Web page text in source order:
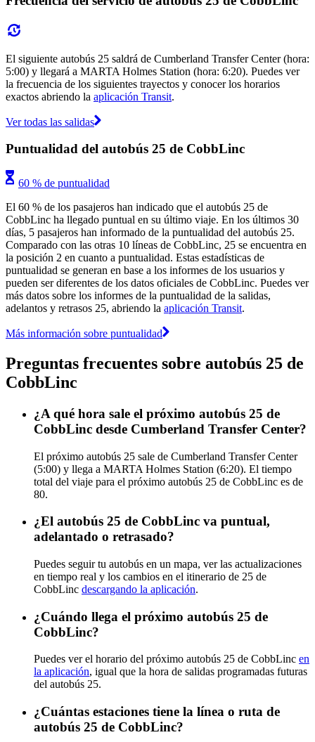
El siguiente autobús 25 saldrá de Cumberland Transfer Center (hora:
5:00) y llegará a MARTA Holmes Station (hora: 6:20). Puedes ver
la frecuencia de los siguientes trayectos y conocer los horarios
exactos abriendo la aplicación Transit.
Ver todas las salidas
Puntualidad del autobús 25 de CobbLinc
60 % de puntualidad
El 60 % de los pasajeros han indicado que el autobús 25 de
CobbLinc ha llegado puntual en su último viaje. En los últimos 30
días, 5 pasajeros han informado de la puntualidad del autobús 25.
Comparado con las otras 10 líneas de CobbLinc, 25 se encuentra en
la posición 2 en cuanto a puntualidad. Estas estadísticas de
puntualidad se generan en base a los informes de los usuarios y
pueden ser diferentes de los datos oficiales de CobbLinc. Puedes ver
más datos sobre los informes de la puntualidad de la salidas,
adelantos y retrasos 25, abriendo la aplicación Transit.
Más información sobre puntualidad
Preguntas frecuentes sobre autobús 25 de
CobbLinc
¿A qué hora sale el próximo autobús 25 de
CobbLinc desde Cumberland Transfer Center?
El próximo autobús 25 sale de Cumberland Transfer Center
(5:00) y llega a MARTA Holmes Station (6:20). El tiempo
total del viaje para el próximo autobús 25 de CobbLinc es de
80.
¿El autobús 25 de CobbLinc va puntual,
adelantado o retrasado?
Puedes seguir tu autobús en un mapa, ver las actualizaciones
en tiempo real y los cambios en el itinerario de 25 de
CobbLinc descargando la aplicación.
¿Cuándo llega el próximo autobús 25 de
CobbLinc?
Puedes ver el horario del próximo autobús 25 de CobbLinc en
la aplicación, igual que la hora de salidas programadas futuras
del autobús 25.
¿Cuántas estaciones tiene la línea o ruta de
autobús 25 de CobbLinc?